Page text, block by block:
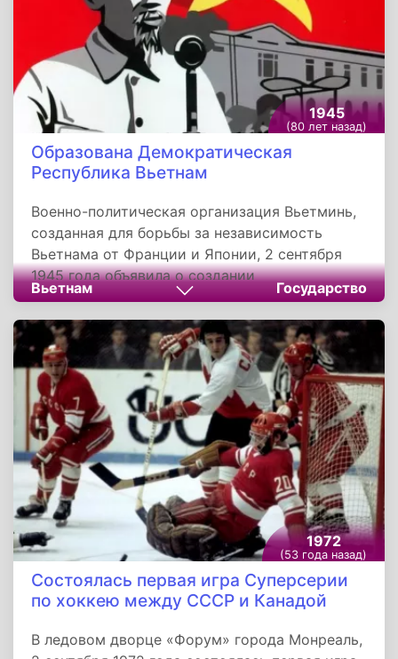
1945
(80 лет назад)
Образована Демократическая
Республика Вьетнам
Военно-политическая организация Вьетминь,
созданная для борьбы за независимость
Вьетнама от Франции и Японии, 2 сентября
1945 года объявила о создании
Демократической Республики и
формировании временного правительства.
Первым президентом ДРВ стал Хо Ши Мин,
который одновременно возглавил страну как
премьер-министр. Годовщина этого события
отмечается во Вьетнаме как национальный
праздник.
Вьетнам Государство
1972
(53 года назад)
Состоялась первая игра Суперсерии
по хоккею между СССР и Канадой
В ледовом дворце «Форум» города Монреаль,